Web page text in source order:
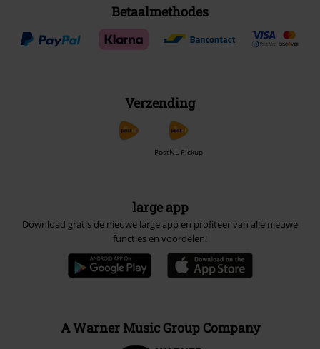
Betaalmethodes
Verzending
PostNL Pickup
large app
Download gratis de nieuwe large app en profiteer van alle nieuwe
functies en voordelen!
A Warner Music Group Company